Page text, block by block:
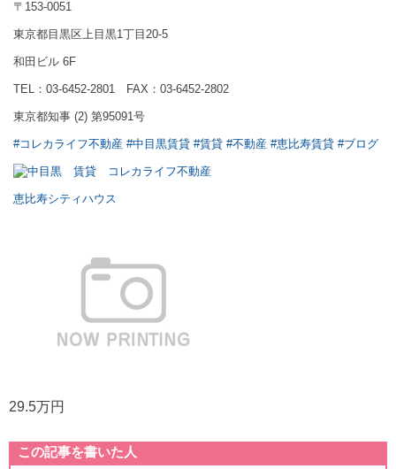
〒153-0051
東京都目黒区上目黒1丁目20-5
和田ビル 6F
TEL：03-6452-2801 FAX：03-6452-2802
東京都知事 (2) 第95091号
#コレカライフ不動産 #中目黒賃貸 #賃貸 #不動産 #恵比寿賃貸 #ブログ
恵比寿シティハウス
29.5万円
この記事を書いた人